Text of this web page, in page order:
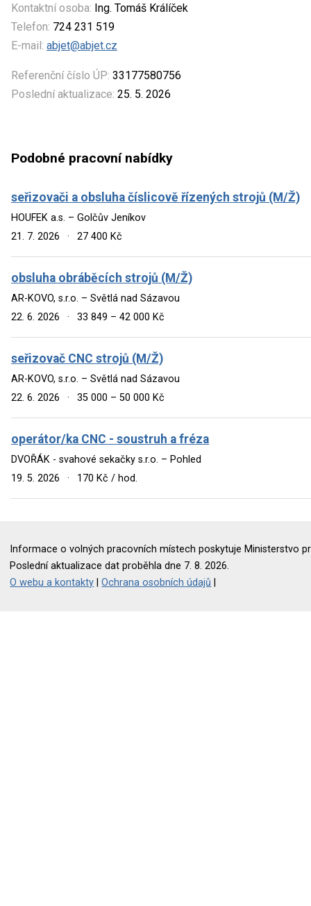
Kontaktní osoba: Ing. Tomáš Králíček
Telefon: 724 231 519
E-mail: abjet@abjet.cz
Referenční číslo ÚP: 33177580756
Poslední aktualizace: 25. 5. 2026
Podobné pracovní nabídky
seřizovači a obsluha číslicově řízených strojů (M/Ž)
HOUFEK a.s. – Golčův Jeníkov
21. 7. 2026
· 27 400 Kč
obsluha obráběcích strojů (M/Ž)
AR-KOVO, s.r.o. – Světlá nad Sázavou
22. 6. 2026
· 33 849 – 42 000 Kč
seřizovač CNC strojů (M/Ž)
AR-KOVO, s.r.o. – Světlá nad Sázavou
22. 6. 2026
· 35 000 – 50 000 Kč
operátor/ka CNC - soustruh a fréza
DVOŘÁK - svahové sekačky s.r.o. – Pohled
19. 5. 2026
· 170 Kč / hod.
Informace o volných pracovních místech poskytuje Ministerstvo
Poslední aktualizace dat proběhla dne 7. 8. 2026.
O webu a kontakty |Ochrana osobních údajů